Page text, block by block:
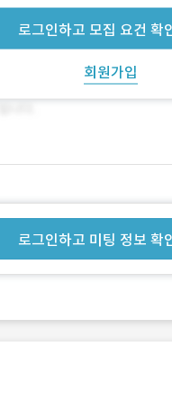
로그인하고 모집 요건 확
회원가입
로그인하고 미팅 정보 확